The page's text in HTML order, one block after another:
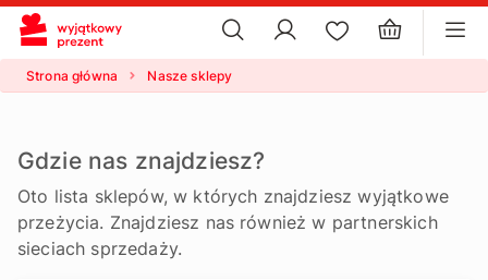
×
Strona główna Nasze sklepy
Gdzie nas znajdziesz?
Oto lista sklepów, w których znajdziesz wyjątkowe
przeżycia. Znajdziesz nas również w partnerskich
sieciach sprzedaży.
ustawienia plików cookie
×